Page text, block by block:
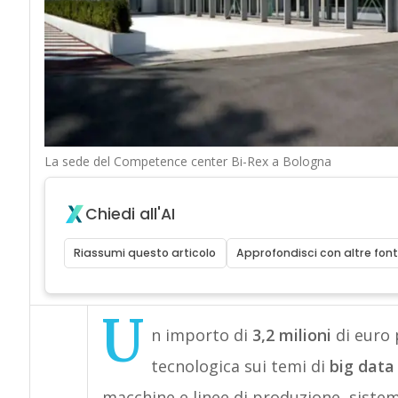
La sede del Competence center Bi-Rex a Bologna
Chiedi all'AI
Riassumi questo articolo Approfondisci con altre
U n importo di 3,2 milioni di euro
tecnologica sui temi di big data